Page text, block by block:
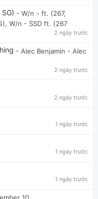
- W/n - ft. (267,
W/n - SSD ft. (267
2 ngày trước
- Alec Benjamin - Alec
2 ngày trước
2 ngày trước
1 ngày trước
1 ngày trước
1 ngày trước